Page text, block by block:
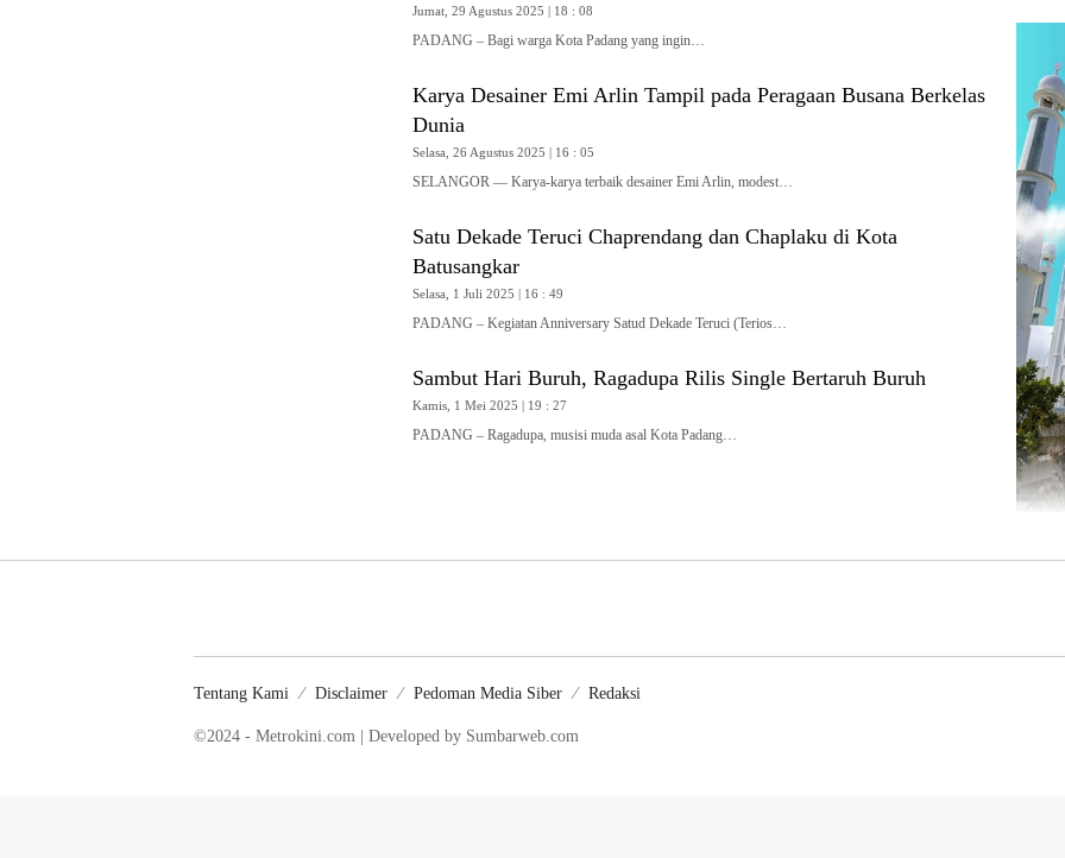
Jumat, 29 Agustus 2025 | 18 : 08
PADANG – Bagi warga Kota Padang yang ingin…
Karya Desainer Emi Arlin Tampil pada Peragaan Busana Berkelas
Dunia
Selasa, 26 Agustus 2025 | 16 : 05
SELANGOR — Karya-karya terbaik desainer Emi Arlin, modest…
Satu Dekade Teruci Chaprendang dan Chaplaku di Kota
Batusangkar
Selasa, 1 Juli 2025 | 16 : 49
PADANG – Kegiatan Anniversary Satud Dekade Teruci (Terios…
Sambut Hari Buruh, Ragadupa Rilis Single Bertaruh Buruh
Kamis, 1 Mei 2025 | 19 : 27
PADANG – Ragadupa, musisi muda asal Kota Padang…
Tentang Kami Disclaimer Pedoman Media Siber Redaksi
©2024 - Metrokini.com | Developed by Sumbarweb.com